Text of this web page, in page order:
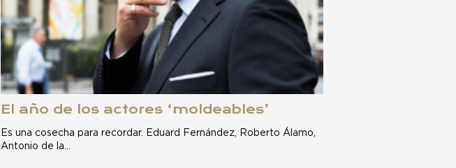
El año de los actores ‘moldeables’
Es una cosecha para recordar. Eduard Fernández, Roberto Álamo,
Antonio de la…